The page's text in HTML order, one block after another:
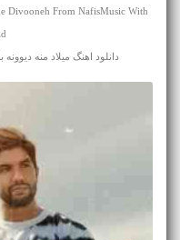
Divooneh From NafisMusic With
دانلود اهنگ میلاد منه دیوونه با 2 کیفیت + متن ترانه + پخش آنلاین موزیک